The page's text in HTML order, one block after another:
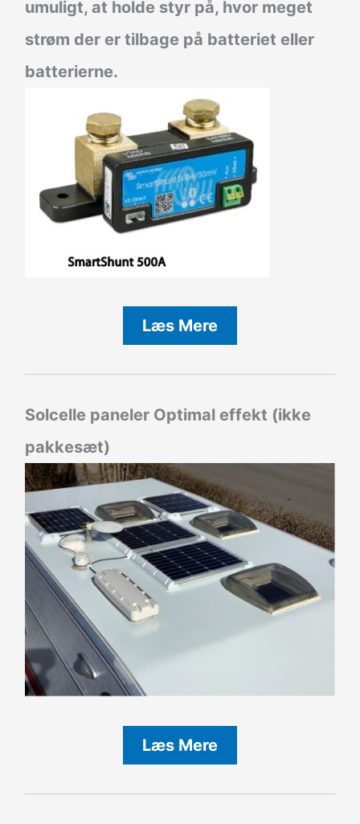
umuligt, at holde styr på, hvor meget
strøm der er tilbage på batteriet eller
batterierne.
Læs Mere
Solcelle paneler Optimal effekt (ikke
pakkesæt)
Læs Mere